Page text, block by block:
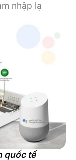
nhập lạ
quốc tế